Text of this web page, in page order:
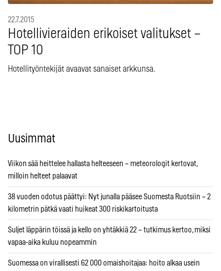
22.7.2015
Hotellivieraiden erikoiset valitukset –
TOP 10
Hotellityöntekijät avaavat sanaiset arkkunsa.
Uusimmat
Viikon sää heittelee hallasta helteeseen – meteorologit kertovat,
milloin helteet palaavat
38 vuoden odotus päättyi: Nyt junalla pääsee Suomesta Ruotsiin – 2
kilometrin pätkä vaati huikeat 300 riskikartoitusta
Suljet läppärin töissä ja kello on yhtäkkiä 22 – tutkimus kertoo, miksi
vapaa-aika kuluu nopeammin
Suomessa on virallisesti 62 000 omaishoitajaa: hoito alkaa usein